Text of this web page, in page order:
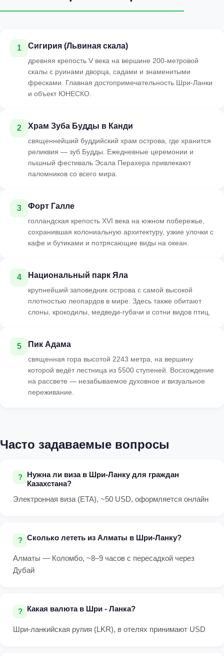
1 Сигирия (Львиная скала)
древняя крепость V века на вершине 200-метровой
скалы с руинами дворца, садами и знаменитыми
фресками. Главная достопримечательность Шри-Ланки
и объект ЮНЕСКО.
2 Храм Зуба Будды в Канди
священнейший буддийский храм острова, где хранится
реликвия — зуб Будды. Ежедневные церемонии и
пышный фестиваль Эсала Перахера привлекают
паломников со всего мира.
3 Форт Галле
голландская крепость XVI века на южном побережье,
сохранившая колониальную архитектуру, узкие улочки с
кафе и бутиками и потрясающие виды на океан.
4 Национальный парк Яла
крупнейший заповедник острова с самой высокой
плотностью леопардов в мире. Здесь также обитают
слоны, крокодилы, медведи-губачи и сотни видов птиц.
5 Пик Адама
священная гора высотой 2243 метра, на вершину
которой ведёт лестница из 5500 ступеней. Восхождение
на рассвете — незабываемое духовное и визуальное
переживание.
Часто задаваемые вопросы
Нужна ли виза в Шри-Ланку для граждан
Казахстана?
Электронная виза (ETA), ~50 USD, оформляется онлайн
Сколько лететь из Алматы в Шри-Ланку?
Алматы — Коломбо, ~8–9 часов с пересадкой через
Дубай
Какая валюта в Шри - Ланка?
Шри-ланкийская рупия (LKR), в отелях принимают USD